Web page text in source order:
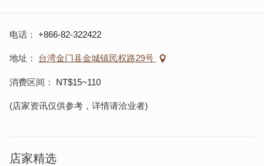
电话 +866-82-322422
地址 台湾金门县金城镇民权路29号
消费区间 NT$15~110
(店家资讯仅供参考，详情请洽业者)
店家精选